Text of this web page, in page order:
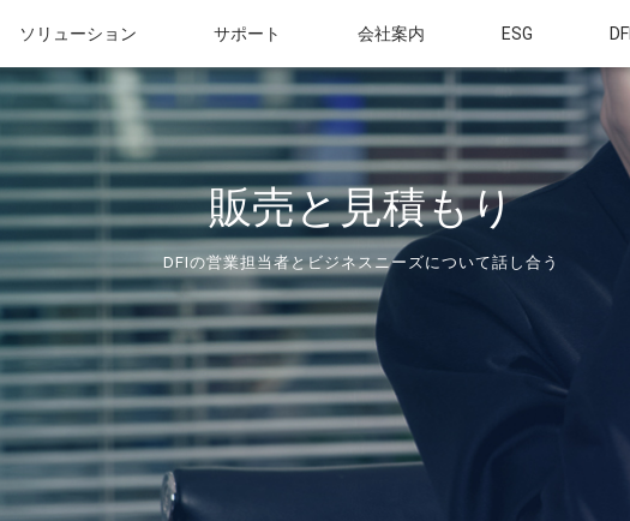
ソリューション サポート 会社案内 ESG
販売と見積もり
DFIの営業担当者とビジネスニーズについて話し合う